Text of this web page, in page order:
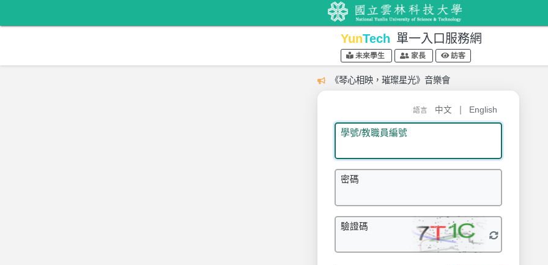
YunTech 單一入口服務網
未來學生 家長 訪客
《琴心相映，璀璨星光》音樂會
語言 中文 English
學號/教職員編號
密碼
驗證碼